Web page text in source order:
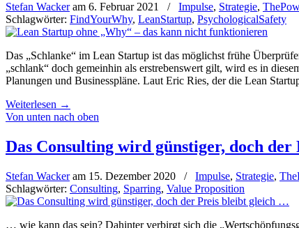
Stefan Wackeram 6. Februar 2021 / Impulse, Strategie,
Schlagwörter: FindYourWhy, LeanStartup, PsychologicalSafety
Das „Schlanke“ im Lean Startup ist das möglichst frühe
„schlank“ doch gemeinhin als erstrebenswert gilt, wird es in
Planungen und Businesspläne. Laut Eric Ries, der die Lean
Weiterlesen →
Von unten nach oben
Das Consulting wird günstiger, doch
Stefan Wackeram 15. Dezember 2020 / Impulse, Strategie,
Schlagwörter: Consulting, Sparring, Value Proposition
… wie kann das sein? Dahinter verbirgt sich die